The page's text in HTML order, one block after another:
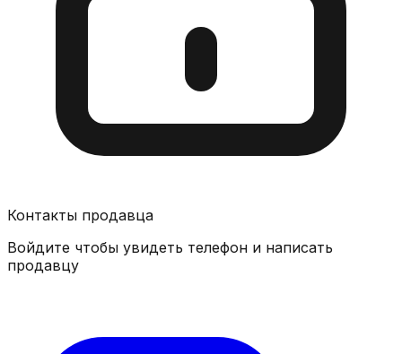
Контакты продавца
Войдите чтобы увидеть телефон и написать
продавцу